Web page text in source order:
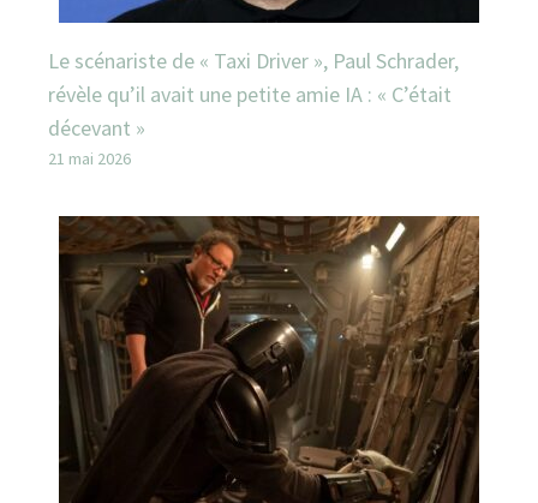
Le scénariste de « Taxi Driver », Paul Schrader,
révèle qu’il avait une petite amie IA : « C’était
décevant »
21 mai 2026